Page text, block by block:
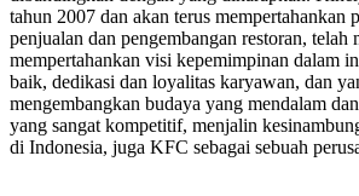
tahun 2007 dan akan terus
penjualan dan pengembangan restoran,
mempertahankan visi kepemimpinan dalam
baik, dedikasi dan loyalitas karyawan, dan
mengembangkan budaya yang mendalam
yang sangat kompetitif, menjalin
di Indonesia, juga KFC sebagai sebuah